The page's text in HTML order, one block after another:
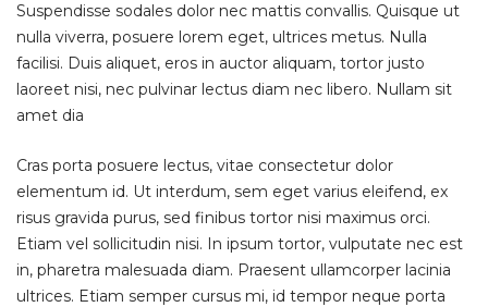
Suspendisse sodales dolor nec mattis convallis. Quisque ut
nulla viverra, posuere lorem eget, ultrices metus. Nulla
facilisi. Duis aliquet, eros in auctor aliquam, tortor justo
laoreet nisi, nec pulvinar lectus diam nec libero. Nullam sit
amet dia
Cras porta posuere lectus, vitae consectetur dolor
elementum id. Ut interdum, sem eget varius eleifend, ex
risus gravida purus, sed finibus tortor nisi maximus orci.
Etiam vel sollicitudin nisi. In ipsum tortor, vulputate nec est
in, pharetra malesuada diam. Praesent ullamcorper lacinia
ultrices. Etiam semper cursus mi, id tempor neque porta